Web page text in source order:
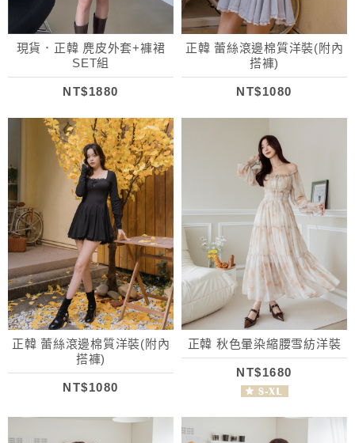
現貨．正韓 麂皮外套+褲裙
SET組
NT$1880
正韓 蕾絲滾邊棉質洋裝(附內
搭褲)
NT$1080
正韓 蕾絲滾邊棉質洋裝(附內
搭褲)
NT$1080
正韓 秋色暈染縮腰雪紡洋裝
NT$1680